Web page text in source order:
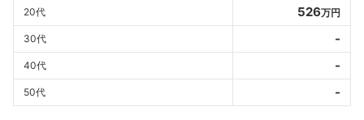
20代
526万円
30代 -
40代 -
50代 -